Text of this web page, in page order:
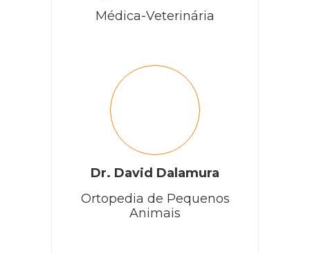
Médica-Veterinária
Dr. David Dalamura
Ortopedia de Pequenos
Animais